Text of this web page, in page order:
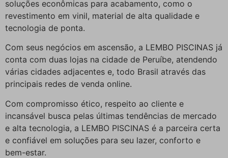
soluções econômicas para acabamento, como o
revestimento em vinil, material de alta qualidade e
tecnologia de ponta.
Com seus negócios em ascensão, a LEMBO PISCINAS já
conta com duas lojas na cidade de Peruíbe, atendendo
várias cidades adjacentes e, todo Brasil através das
principais redes de venda online.
Com compromisso ético, respeito ao cliente e
incansável busca pelas últimas tendências de mercado
e alta tecnologia, a LEMBO PISCINAS é a parceira certa
e confiável em soluções para seu lazer, conforto e
bem-estar.